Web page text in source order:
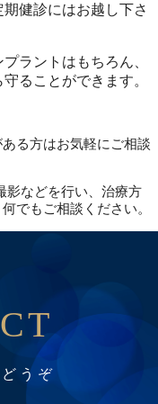
健診にはお越し下さ
ラントはもちろん、
ることができます。
る方はお気軽にご相談
影などを行い、治療方
でもご相談ください。
うぞ